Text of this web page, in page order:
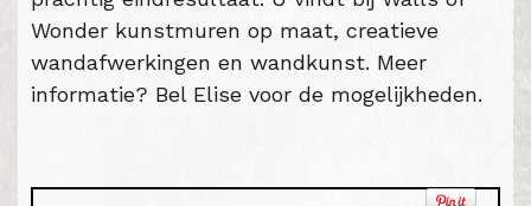
Wonder kunstmuren op maat, creatieve
wandafwerkingen en wandkunst. Meer
informatie? Bel Elise voor de mogelijkheden.